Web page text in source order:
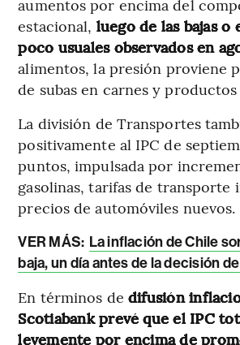
aumentos por encima del
estacional, luego de las bajas o
poco usuales observados en
alimentos, la presión proviene
de subas en carnes y productos
La división de Transportes
positivamente al IPC de
puntos, impulsada por
gasolinas, tarifas de transporte
precios de automóviles nuevos.
VER MÁS: La inflación de Chile
baja, un día antes de la decisión
En términos de difusión
Scotiabank prevé que el IPC
levemente por encima de